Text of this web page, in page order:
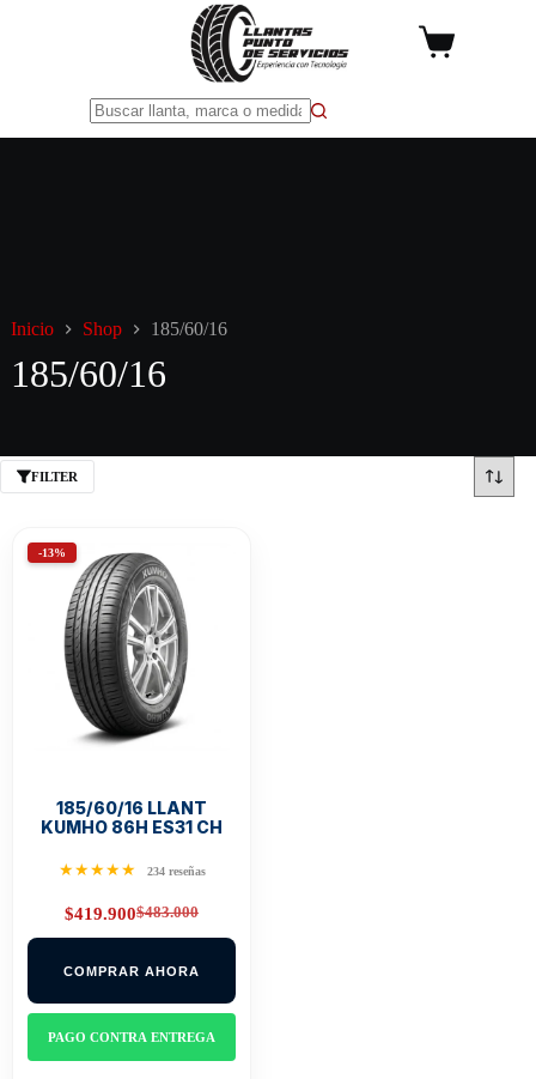
Carro
Inicio Shop 185/60/16
185/60/16
FILTER
-13%
185/60/16 LLANT
KUMHO 86H ES31 CH
★★★★★ 234 reseñas
$483.000
Original
price
$483.000.
$419.900Current
price
$419.900.
COMPRAR AHORA
PAGO CONTRA ENTREGA